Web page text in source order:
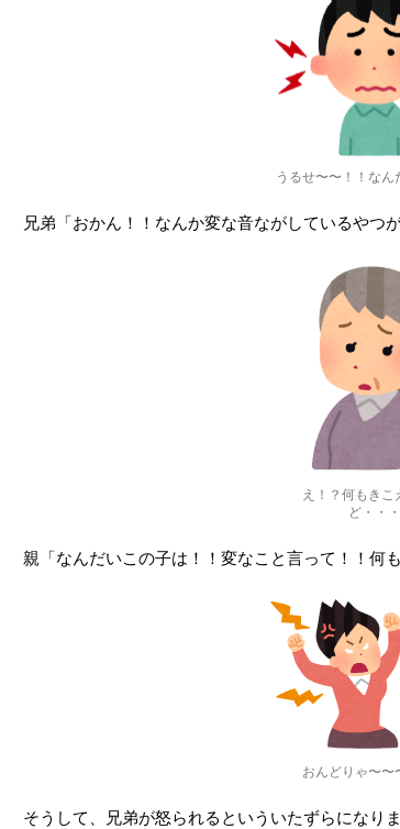
うるせ〜〜！！なん
兄弟「おかん！！なんか変な音ながしているやつが
え！？何もきこ
ど・・・
親「なんだいこの子は！！変なこと言って！！何
おんどりゃ〜〜
そうして、兄弟が怒られるといういたずらになりま